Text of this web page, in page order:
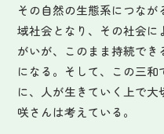
その自然の生態系につな
域社会となり、その社会に
がいが、このまま持続でき
になる。そして、この三
に、人が生きていく上で大
咲さんは考えている。